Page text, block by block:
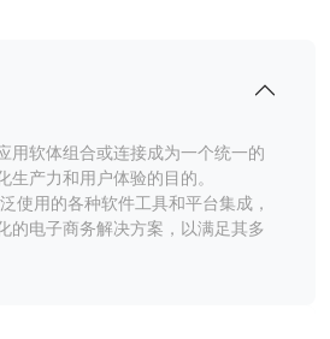
用软体组合或连接成为一个统一的
生产力和用户体验的目的。
使用的各种软件工具和平台集成，
的电子商务解决方案，以满足其多